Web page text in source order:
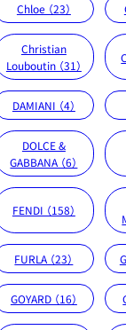
Chloe （23）
Christian
Louboutin （31）
DAMIANI （4）
DOLCE &
GABBANA （6）
FENDI （158）
FURLA （23）
GOYARD （16）